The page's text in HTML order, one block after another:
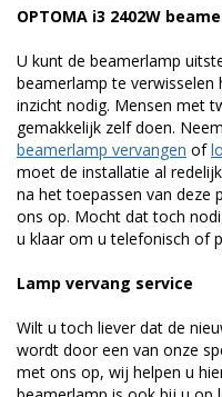
OPTOMA i3 2402W
U kunt de beamerlamp
beamerlamp te verwisselen
inzicht nodig. Mensen met
gemakkelijk zelf doen.
beamerlamp vervangen of
moet de installatie al
na het toepassen van deze
ons op. Mocht dat toch
u klaar om u telefonisch of
Lamp vervang service
Wilt u toch liever dat de
wordt door een van onze
met ons op, wij helpen u